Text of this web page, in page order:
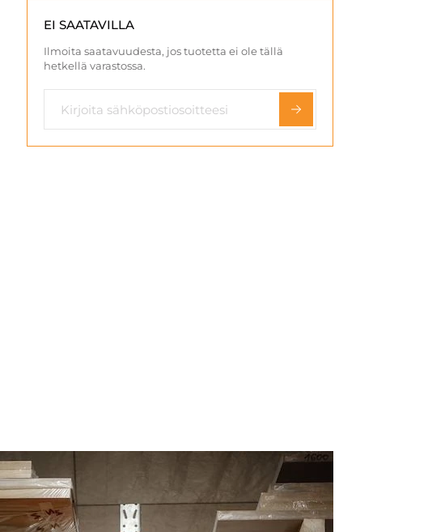
EI SAATAVILLA
Ilmoita saatavuudesta, jos tuotetta ei ole tällä
hetkellä varastossa.